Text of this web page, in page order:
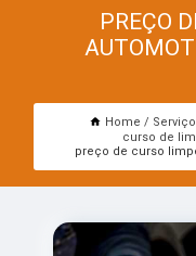
PREÇO
Home
curso de
preço de curso